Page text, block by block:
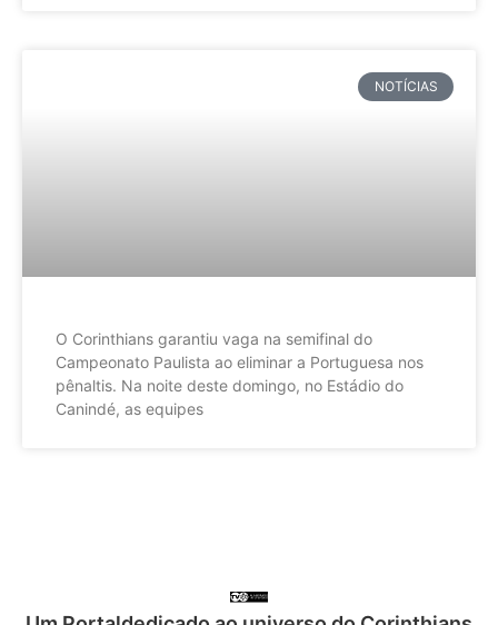
NOTÍCIAS
O Corinthians garantiu vaga na semifinal do
Campeonato Paulista ao eliminar a Portuguesa nos
pênaltis. Na noite deste domingo, no Estádio do
Canindé, as equipes